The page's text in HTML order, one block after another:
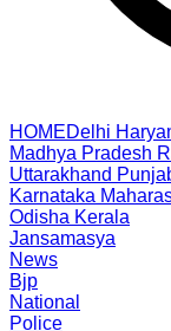
HOMEDelhi
Madhya Pradesh
Uttarakhand
Karnataka
Odisha Kerala
Jansamasya
News
Bjp
National
Police